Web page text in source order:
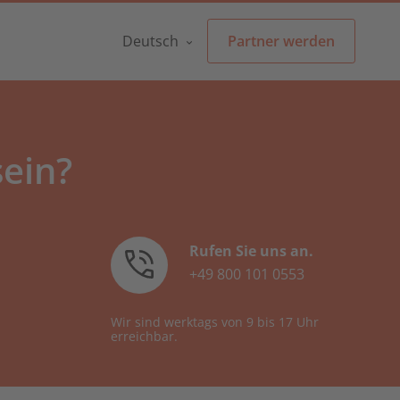
Deutsch
België -
Nederlands
Partner werden
Français
Menu
Rufen Sie uns an.
+49 800 101 0553
Wir sind werktags von 9 bis 17 Uhr
erreichbar.